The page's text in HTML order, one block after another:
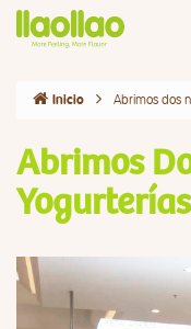
Inicio Abrimos dos
Abrimos